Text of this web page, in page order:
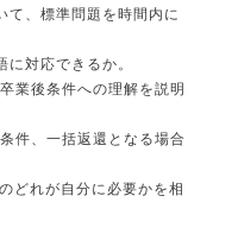
て、標準問題を時間内に
対応できるか。
業後条件への理解を説明
件、一括返還となる場合
どれが自分に必要かを相